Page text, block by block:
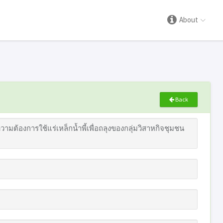
About
Back
ต้องการใช้แร่เหล็กน้ำพี้เพื่อถลุงของกลุ่มวิสาหกิจชุมชน